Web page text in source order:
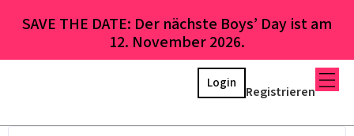
SAVE THE DATE: Der nächste Boys’ Day ist am
12. November 2026.
Registrieren
Login